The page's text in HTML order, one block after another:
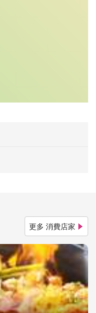
更多 消費店家